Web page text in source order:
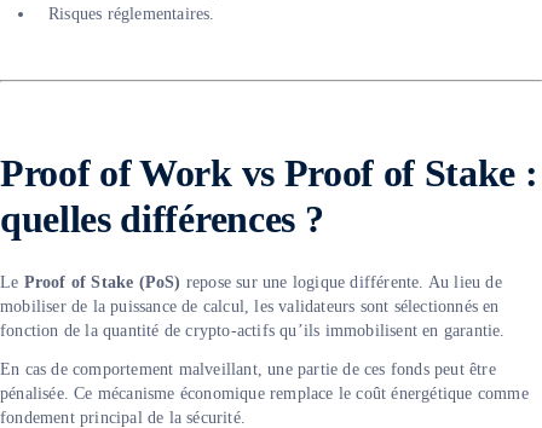
Risques réglementaires.
Proof of Work vs Proof of Stake :
quelles différences ?
Le Proof of Stake (PoS) repose sur une logique différente. Au lieu de
mobiliser de la puissance de calcul, les validateurs sont sélectionnés en
fonction de la quantité de crypto-actifs qu’ils immobilisent en garantie.
En cas de comportement malveillant, une partie de ces fonds peut être
pénalisée. Ce mécanisme économique remplace le coût énergétique comme
fondement principal de la sécurité.